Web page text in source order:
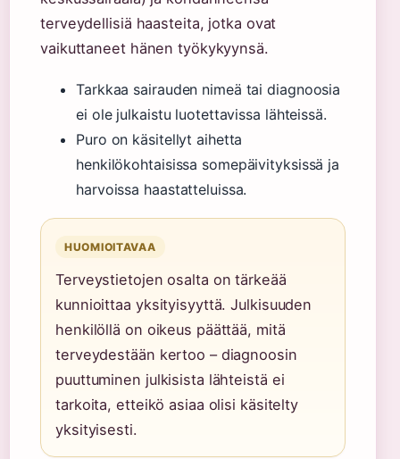
terveydellisiä haasteita, jotka ovat
vaikuttaneet hänen työkykyynsä.
Tarkkaa sairauden nimeä tai diagnoosia
ei ole julkaistu luotettavissa lähteissä.
Puro on käsitellyt aihetta
henkilökohtaisissa somepäivityksissä ja
harvoissa haastatteluissa.
HUOMIOITAVAA
Terveystietojen osalta on tärkeää
kunnioittaa yksityisyyttä. Julkisuuden
henkilöllä on oikeus päättää, mitä
terveydestään kertoo – diagnoosin
puuttuminen julkisista lähteistä ei
tarkoita, etteikö asiaa olisi käsitelty
yksityisesti.